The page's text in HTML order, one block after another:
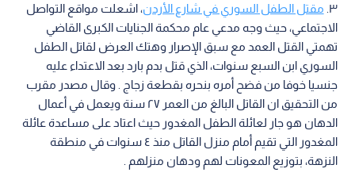
٣. مقتل الطفل السوري في شارع الأردن، اشعلت مواقع التواصل
الاجتماعي، حيث وجه مدعي عام محكمة الجنايات الكبرى القاضي
تهمتي القتل العمد مع سبق الإصرار وهتك العرض لقاتل الطفل
السوري ابن السبع سنوات، الذي قتل بدم بارد بعد الاعتداء عليه
جنسيا خوفا من فضح أمره بنحره بقطعة زجاج . وقال مصدر مقرب
من التحقيق ان القاتل البالغ من العمر ٢٧ سنة ويعمل في أعمال
الدهان هو جار لعائلة الطفل المغدور حيث اعتاد على مساعدة عائلة
المغدور التي تقيم أمام منزل القاتل منذ ٤ سنوات في منطقة
النزهة، بتوزيع المعونات لهم ودهان منزلهم .